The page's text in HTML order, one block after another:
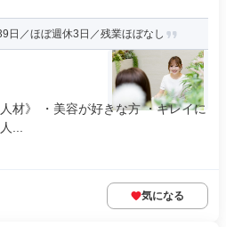
日／ほぼ週休3日／残業ほぼなし
材》 ・美容が好きな方 ・キレイに
...
気になる